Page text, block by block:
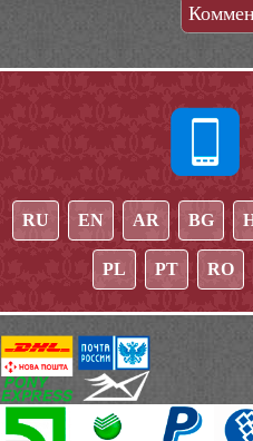
RU EN AR BG
PL PT RO